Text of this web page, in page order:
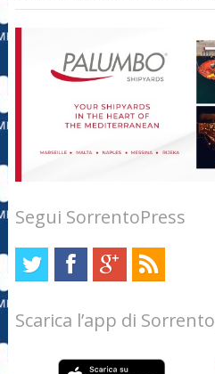
Segui SorrentoPress
Scarica l’app di